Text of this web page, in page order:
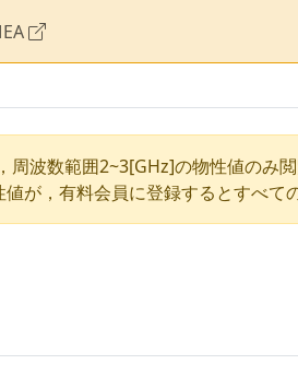
波数範囲2~3[GHz]の物性値のみ
が，有料会員に登録するとすべて